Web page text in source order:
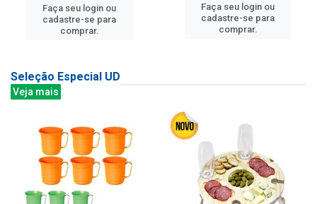
Faça seu login ou
cadastre-se para
comprar.
Faça seu login ou
cadastre-se para
comprar.
Seleção Especial UD
Veja mais